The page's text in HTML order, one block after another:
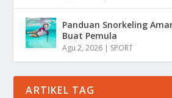
Panduan Snorkeling
Buat Pemula
Agu 2, 2026 | SPORT
ARTIKEL TAG